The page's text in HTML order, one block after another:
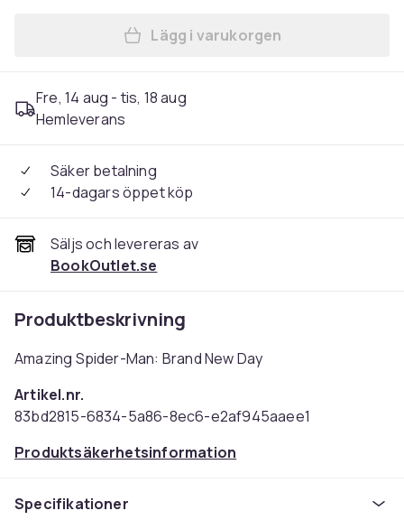
Lägg till Amazing Spider-
Lägg i varukorgen
Fre, 14 aug - tis, 18 aug
Hemleverans
Säker betalning
14-dagars öppet köp
Säljs och levereras av
BookOutlet.se
Produktbeskrivning
Amazing Spider-Man: Brand New Day
Artikel.nr.
83bd2815-6834-5a86-8ec6-e2af945aaee1
Produktsäkerhetsinformation
Specifikationer